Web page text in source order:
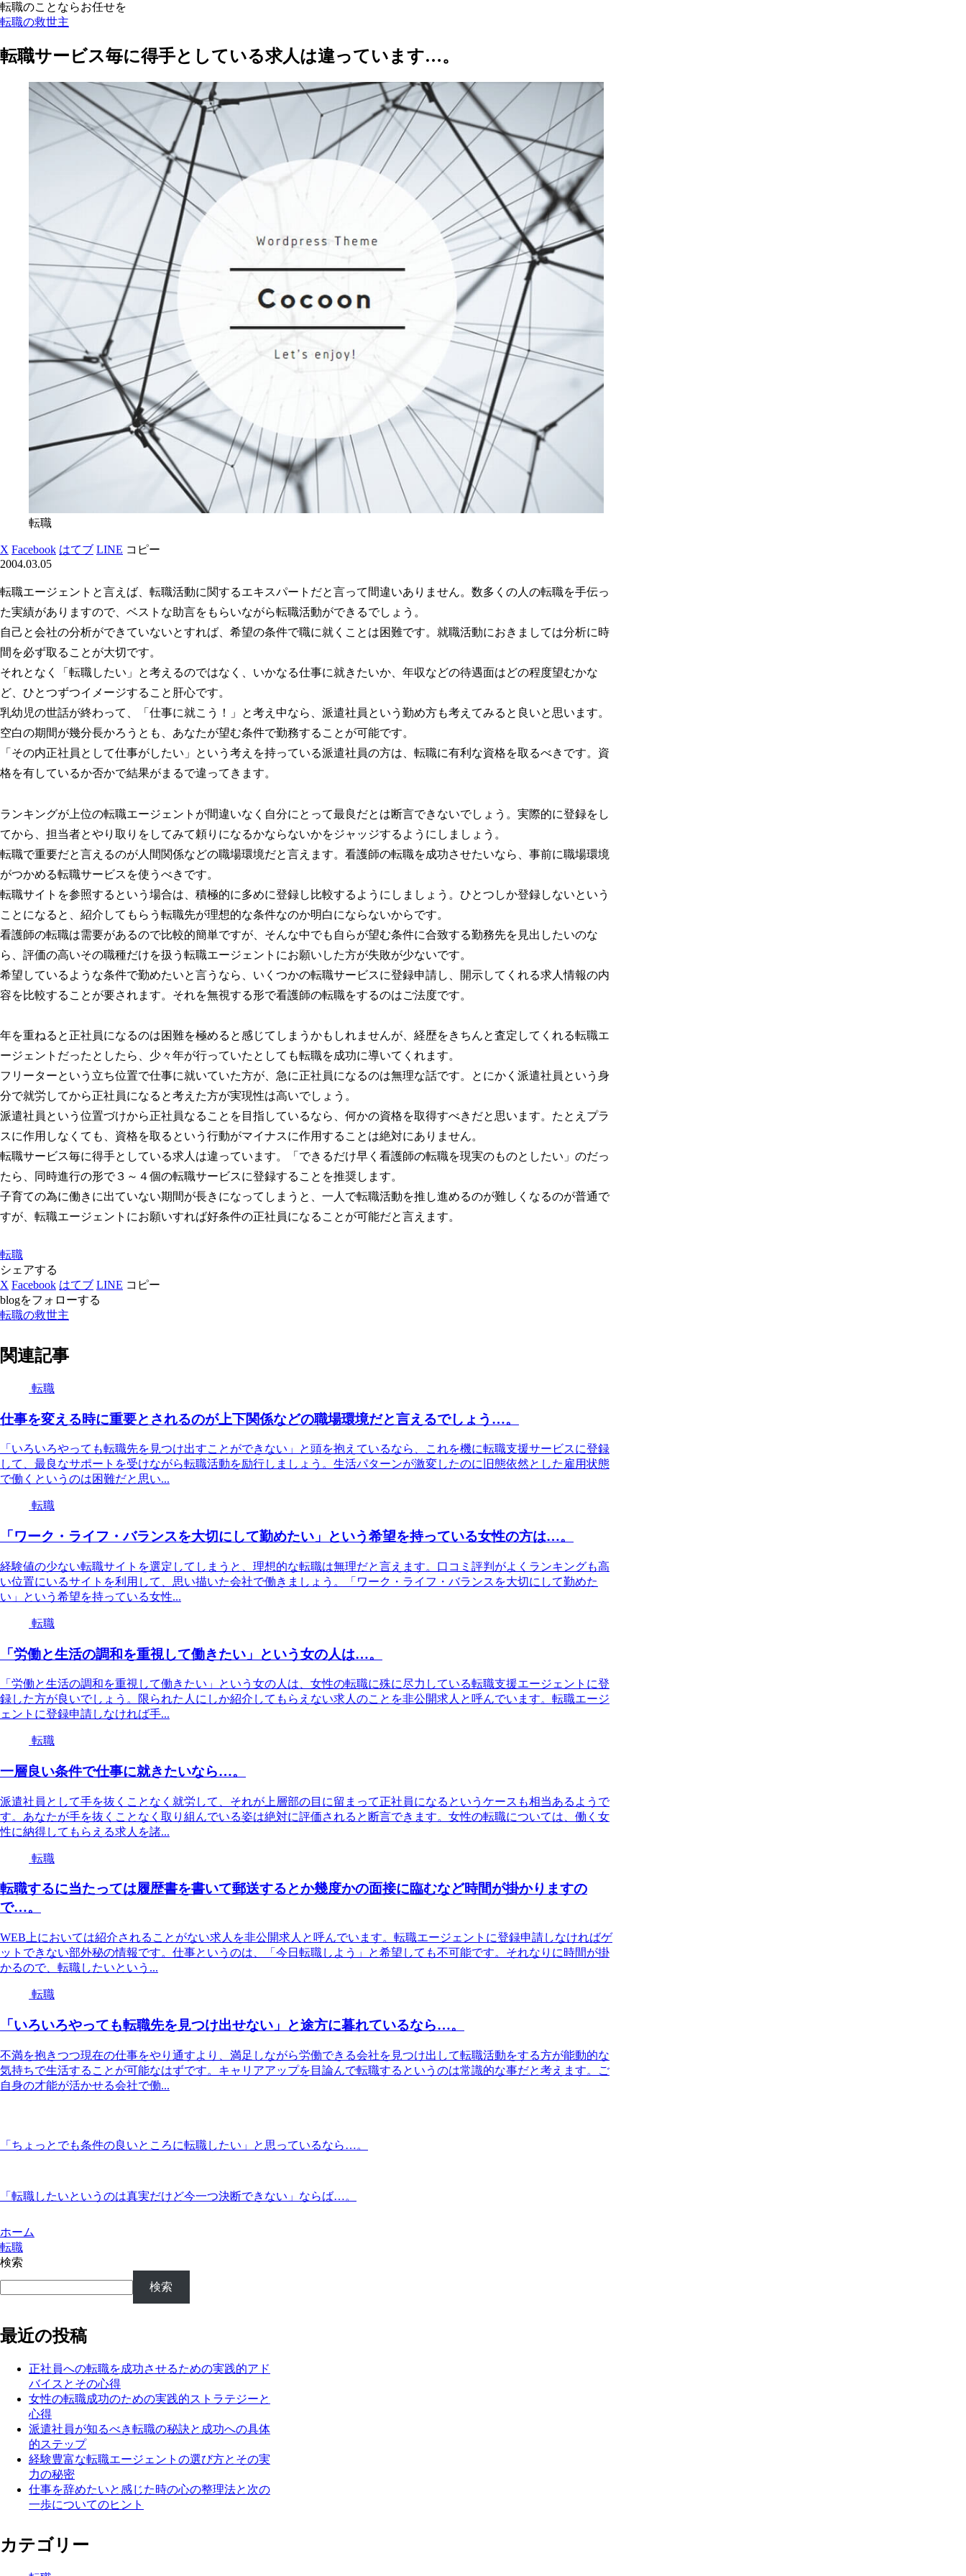
転職のことならお任せを
転職の救世主
転職サービス毎に得手としている求人は違っています…。
転職
X Facebook はてブ LINE コピー
2004.03.05
転職エージェントと言えば、転職活動に関するエキスパートだと言って間違いありません。数多くの人の転職を手伝っ
た実績がありますので、ベストな助言をもらいながら転職活動ができるでしょう。
自己と会社の分析ができていないとすれば、希望の条件で職に就くことは困難です。就職活動におきましては分析に時
間を必ず取ることが大切です。
それとなく「転職したい」と考えるのではなく、いかなる仕事に就きたいか、年収などの待遇面はどの程度望むかな
ど、ひとつずつイメージすること肝心です。
乳幼児の世話が終わって、「仕事に就こう！」と考え中なら、派遣社員という勤め方も考えてみると良いと思います。
空白の期間が幾分長かろうとも、あなたが望む条件で勤務することが可能です。
「その内正社員として仕事がしたい」という考えを持っている派遣社員の方は、転職に有利な資格を取るべきです。資
格を有しているか否かで結果がまるで違ってきます。
ランキングが上位の転職エージェントが間違いなく自分にとって最良だとは断言できないでしょう。実際的に登録をし
てから、担当者とやり取りをしてみて頼りになるかならないかをジャッジするようにしましょう。
転職で重要だと言えるのが人間関係などの職場環境だと言えます。看護師の転職を成功させたいなら、事前に職場環境
がつかめる転職サービスを使うべきです。
転職サイトを参照するという場合は、積極的に多めに登録し比較するようにしましょう。ひとつしか登録しないという
ことになると、紹介してもらう転職先が理想的な条件なのか明白にならないからです。
看護師の転職は需要があるので比較的簡単ですが、そんな中でも自らが望む条件に合致する勤務先を見出したいのな
ら、評価の高いその職種だけを扱う転職エージェントにお願いした方が失敗が少ないです。
希望しているような条件で勤めたいと言うなら、いくつかの転職サービスに登録申請し、開示してくれる求人情報の内
容を比較することが要されます。それを無視する形で看護師の転職をするのはご法度です。
年を重ねると正社員になるのは困難を極めると感じてしまうかもしれませんが、経歴をきちんと査定してくれる転職エ
ージェントだったとしたら、少々年が行っていたとしても転職を成功に導いてくれます。
フリーターという立ち位置で仕事に就いていた方が、急に正社員になるのは無理な話です。とにかく派遣社員という身
分で就労してから正社員になると考えた方が実現性は高いでしょう。
派遣社員という位置づけから正社員なることを目指しているなら、何かの資格を取得すべきだと思います。たとえプラ
スに作用しなくても、資格を取るという行動がマイナスに作用することは絶対にありません。
転職サービス毎に得手としている求人は違っています。「できるだけ早く看護師の転職を現実のものとしたい」のだっ
たら、同時進行の形で３～４個の転職サービスに登録することを推奨します。
子育ての為に働きに出ていない期間が長きになってしまうと、一人で転職活動を推し進めるのが難しくなるのが普通で
すが、転職エージェントにお願いすれば好条件の正社員になることが可能だと言えます。
転職
シェアする
X Facebook はてブ LINE コピー
blogをフォローする
転職の救世主
関連記事
転職
仕事を変える時に重要とされるのが上下関係などの職場環境だと言えるでしょう…。
「いろいろやっても転職先を見つけ出すことができない」と頭を抱えているなら、これを機に転職支援サービスに登録
して、最良なサポートを受けながら転職活動を励行しましょう。生活パターンが激変したのに旧態依然とした雇用状態
で働くというのは困難だと思い...
転職
「ワーク・ライフ・バランスを大切にして勤めたい」という希望を持っている女性の方は…。
経験値の少ない転職サイトを選定してしまうと、理想的な転職は無理だと言えます。口コミ評判がよくランキングも高
い位置にいるサイトを利用して、思い描いた会社で働きましょう。「ワーク・ライフ・バランスを大切にして勤めた
い」という希望を持っている女性...
転職
「労働と生活の調和を重視して働きたい」という女の人は…。
「労働と生活の調和を重視して働きたい」という女の人は、女性の転職に殊に尽力している転職支援エージェントに登
録した方が良いでしょう。限られた人にしか紹介してもらえない求人のことを非公開求人と呼んでいます。転職エージ
ェントに登録申請しなければ手...
転職
一層良い条件で仕事に就きたいなら…。
派遣社員として手を抜くことなく就労して、それが上層部の目に留まって正社員になるというケースも相当あるようで
す。あなたが手を抜くことなく取り組んでいる姿は絶対に評価されると断言できます。女性の転職については、働く女
性に納得してもらえる求人を諸...
転職
転職するに当たっては履歴書を書いて郵送するとか幾度かの面接に臨むなど時間が掛かりますの
で…。
WEB上においては紹介されることがない求人を非公開求人と呼んでいます。転職エージェントに登録申請しなければゲ
ットできない部外秘の情報です。仕事というのは、「今日転職しよう」と希望しても不可能です。それなりに時間が掛
かるので、転職したいという...
転職
「いろいろやっても転職先を見つけ出せない」と途方に暮れているなら…。
不満を抱きつつ現在の仕事をやり通すより、満足しながら労働できる会社を見つけ出して転職活動をする方が能動的な
気持ちで生活することが可能なはずです。キャリアアップを目論んで転職するというのは常識的な事だと考えます。ご
自身の才能が活かせる会社で働...
「ちょっとでも条件の良いところに転職したい」と思っているなら…。
「転職したいというのは真実だけど今一つ決断できない」ならば…。
ホーム
転職
検索
検索
最近の投稿
正社員への転職を成功させるための実践的アド
バイスとその心得
女性の転職成功のための実践的ストラテジーと
心得
派遣社員が知るべき転職の秘訣と成功への具体
的ステップ
経験豊富な転職エージェントの選び方とその実
力の秘密
仕事を辞めたいと感じた時の心の整理法と次の
一歩についてのヒント
カテゴリー